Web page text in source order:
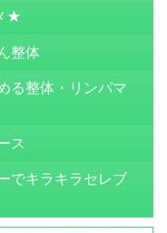
★
整体
る整体・リンパマ
ス
でキラキラセレブ